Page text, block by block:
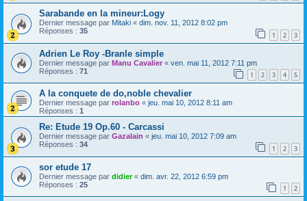
Sarabande en la mineur:Logy
Dernier message par Mitaki « dim. nov. 11, 2012 8:02 pm
Réponses : 35 1 2 3
Adrien Le Roy -Branle simple
Dernier message par Manu Cavalier « ven. mai 11, 2012 7:11 pm
Réponses : 71 1 2 3 4 5
A la conquete de do,noble chevalier
Dernier message par rolanbo « jeu. mai 10, 2012 8:11 am
Réponses : 1
Re: Etude 19 Op.60 - Carcassi
Dernier message par Gazalain « jeu. mai 10, 2012 7:09 am
Réponses : 34 1 2 3
sor etude 17
Dernier message par didier« dim. avr. 22, 2012 6:59 pm
Réponses : 25 1 2